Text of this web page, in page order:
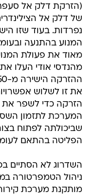
(הזרקת דלק אל סעפת
של דלק אל
נפרדות. בעוד שזו
המנוע בהתנעה
מאוד את פעולת
מהנדסי אודי העלו
את זו לשלוש
הזרקה כדי לשפר את
המערכת לתזמון
שביכולתה לפתוח
הפליטה בהתאם
השדרוג לא הסתיים
ניהול הטמפרטורה
מותקנת מערכת